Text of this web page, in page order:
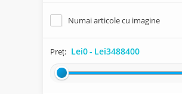
Numai articole cu imagine
Preț: Lei0- Lei3488400